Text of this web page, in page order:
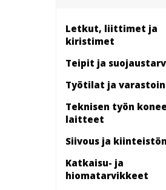
Letkut, liittimet ja
kiristimet
Teipit ja
Työtilat ja
Teknisen työn
laitteet
Siivous ja
Katkaisu- ja
hiomatarvikkeet